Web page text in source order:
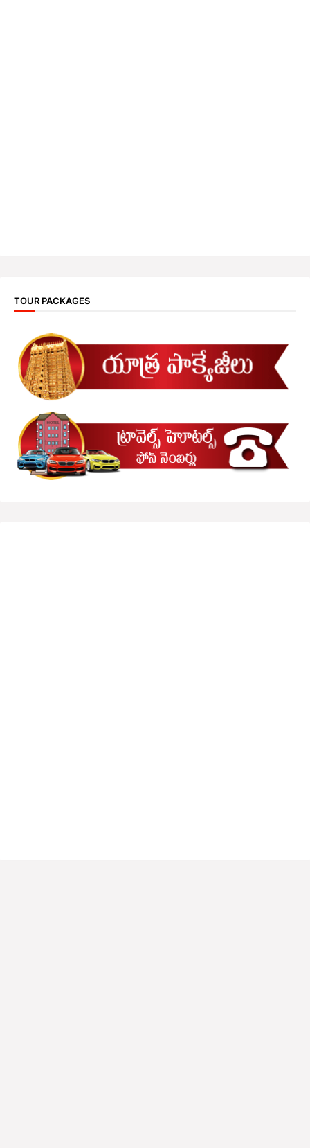
TOUR PACKAGES